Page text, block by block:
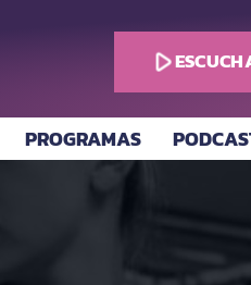
play_arrow
PROGRAMAS